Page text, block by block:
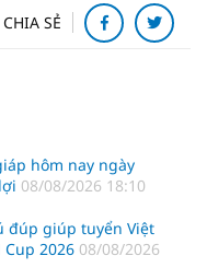
CHIA SẺ
hôm nay ngày
08/08/2026 18:10
đúp giúp tuyển Việt
Cup 2026 08/08/2026